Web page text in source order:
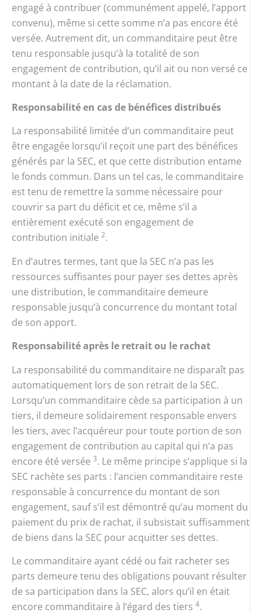
engagé à contribuer (communément appelé, l’apport
convenu), même si cette somme n’a pas encore été
versée. Autrement dit, un commanditaire peut être
tenu responsable jusqu’à la totalité de son
engagement de contribution, qu’il ait ou non versé ce
montant à la date de la réclamation.
Responsabilité en cas de bénéfices distribués
La responsabilité limitée d’un commanditaire peut
être engagée lorsqu’il reçoit une part des bénéfices
générés par la SEC, et que cette distribution entame
le fonds commun. Dans un tel cas, le commanditaire
est tenu de remettre la somme nécessaire pour
couvrir sa part du déficit et ce, même s’il a
entièrement exécuté son engagement de
contribution initiale 2.
En d’autres termes, tant que la SEC n’a pas les
ressources suffisantes pour payer ses dettes après
une distribution, le commanditaire demeure
responsable jusqu’à concurrence du montant total
de son apport.
Responsabilité après le retrait ou le rachat
La responsabilité du commanditaire ne disparaît pas
automatiquement lors de son retrait de la SEC.
Lorsqu’un commanditaire cède sa participation à un
tiers, il demeure solidairement responsable envers
les tiers, avec l’acquéreur pour toute portion de son
engagement de contribution au capital qui n’a pas
encore été versée 3. Le même principe s’applique si la
SEC rachète ses parts : l’ancien commanditaire reste
responsable à concurrence du montant de son
engagement, sauf s’il est démontré qu’au moment du
paiement du prix de rachat, il subsistait suffisamment
de biens dans la SEC pour acquitter ses dettes.
Le commanditaire ayant cédé ou fait racheter ses
parts demeure tenu des obligations pouvant résulter
de sa participation dans la SEC, alors qu’il en était
encore commanditaire à l’égard des tiers 4.